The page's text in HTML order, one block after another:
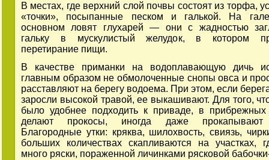
В местах, где верхний слой почвы состоят из торфа,
«точки», посыпанные песком и галькой. На
основном ловят глухарей — они с жадностью
гальку в мускулистый желудок, в котором
перетирание пищи.
В качестве приманки на водоплавающую дичь
главным образом не обмолоченные снопы овса и
расставляют на берегу водоема. При этом, если
заросли высокой травой, ее выкашивают. Для того,
было удобнее подходить к приваде, в прибрежных
делают прокосы, иногда даже прокапывают
Благородные утки: кряква, шилохвость, свиязь,
больших количествах скапливаются на участках,
много ряски, пораженной личинками рясковой